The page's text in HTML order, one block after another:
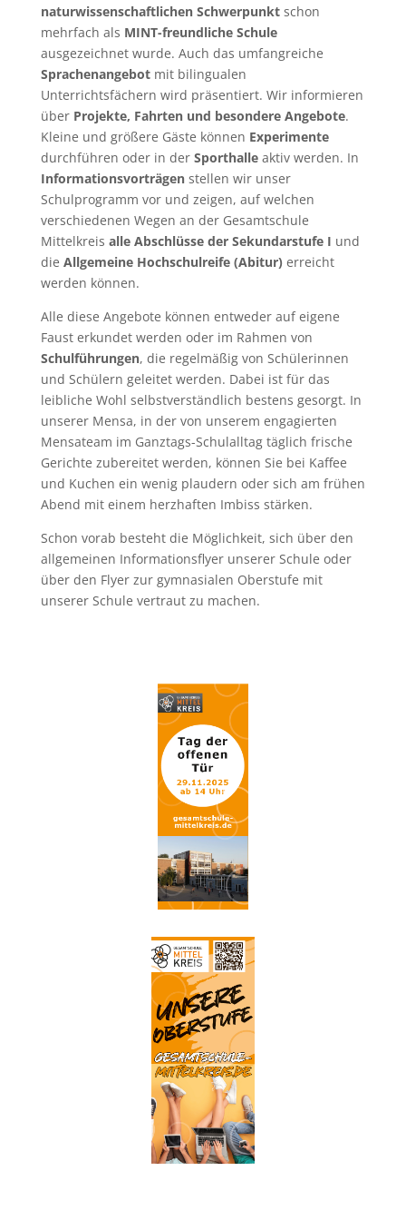
naturwissenschaftlichen Schwerpunktschon
mehrfach als MINT-freundliche Schule
ausgezeichnet wurde. Auch das umfangreiche
Sprachenangebotmit bilingualen
Unterrichtsfächern wird präsentiert. Wir informieren
über Projekte, Fahrten und besondere Angebote.
Kleine und größere Gäste können Experimente
durchführen oder in der Sporthalleaktiv werden. In
Informationsvorträgenstellen wir unser
Schulprogramm vor und zeigen, auf welchen
verschiedenen Wegen an der Gesamtschule
Mittelkreis alle Abschlüsse der Sekundarstufe I und
die Allgemeine Hochschulreife (Abitur) erreicht
werden können.
Alle diese Angebote können entweder auf eigene
Faust erkundet werden oder im Rahmen von
Schulführungen, die regelmäßig von Schülerinnen
und Schülern geleitet werden. Dabei ist für das
leibliche Wohl selbstverständlich bestens gesorgt. In
unserer Mensa, in der von unserem engagierten
Mensateam im Ganztags-Schulalltag täglich frische
Gerichte zubereitet werden, können Sie bei Kaffee
und Kuchen ein wenig plaudern oder sich am frühen
Abend mit einem herzhaften Imbiss stärken.
Schon vorab besteht die Möglichkeit, sich über den
allgemeinen Informationsflyer unserer Schule oder
über den Flyer zur gymnasialen Oberstufe mit
unserer Schule vertraut zu machen.